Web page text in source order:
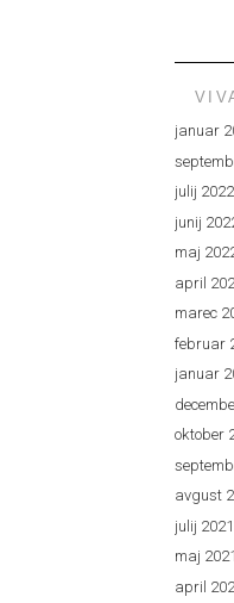
januar
julij 2022
junij
maj
april
marec
februar
januar
oktober
avgust
julij 2021
maj 2021
april